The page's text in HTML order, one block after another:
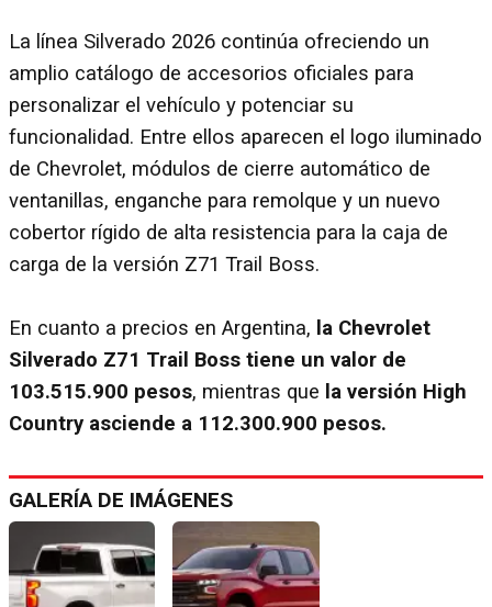
La línea Silverado 2026 continúa ofreciendo un
amplio catálogo de accesorios oficiales para
personalizar el vehículo y potenciar su
funcionalidad. Entre ellos aparecen el logo iluminado
de Chevrolet, módulos de cierre automático de
ventanillas, enganche para remolque y un nuevo
cobertor rígido de alta resistencia para la caja de
carga de la versión Z71 Trail Boss.
En cuanto a precios en Argentina, la Chevrolet
Silverado Z71 Trail Boss tiene un valor de
103.515.900 pesos, mientras que la versión High
Country asciende a 112.300.900 pesos.
GALERÍA DE IMÁGENES